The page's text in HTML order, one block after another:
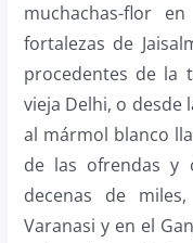
muchachas-flor
fortalezas de
procedentes de la
vieja Delhi, o desde
al mármol blanco
de las ofrendas y
decenas de
Varanasi y en el